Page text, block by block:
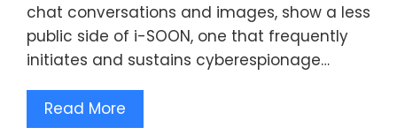
chat conversations and images, show a less
public side of i-SOON, one that frequently
initiates and sustains cyberespionage…
Read More